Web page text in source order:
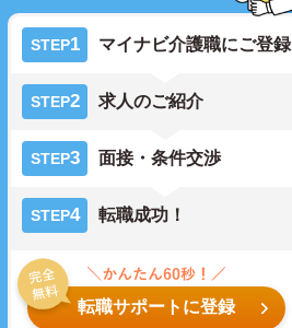
STEP1 マイナビ介護職にご登録
STEP2 求人のご紹介
STEP3 面接・条件交渉
STEP4 転職成功！
転職サポートに登録